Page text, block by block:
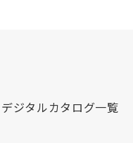
デジタルカタログ一覧